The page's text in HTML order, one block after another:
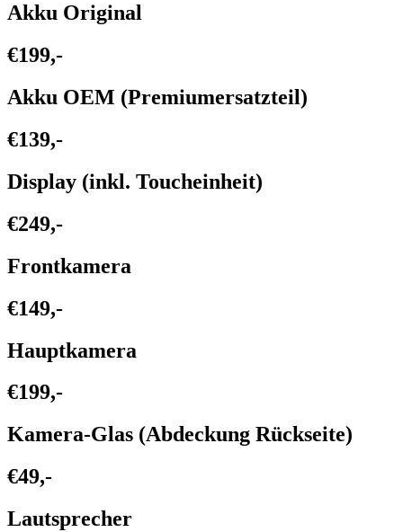
Akku Original
€199,-
Akku OEM (Premiumersatzteil)
€139,-
Display (inkl. Toucheinheit)
€249,-
Frontkamera
€149,-
Hauptkamera
€199,-
Kamera-Glas (Abdeckung Rückseite)
€49,-
Lautsprecher